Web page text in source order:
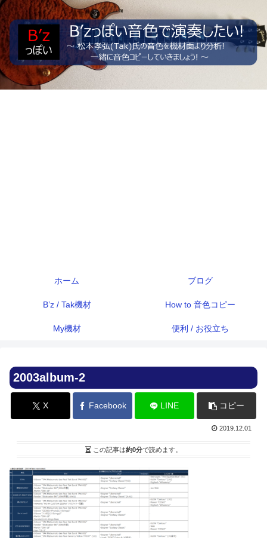
ホーム ブログ
B’z / Tak機材 How to 音色コピー
My機材 便利 / お役立ち
2003album-2
X Facebook LINE コピー
2019.12.01
この記事は約0分で読めます。